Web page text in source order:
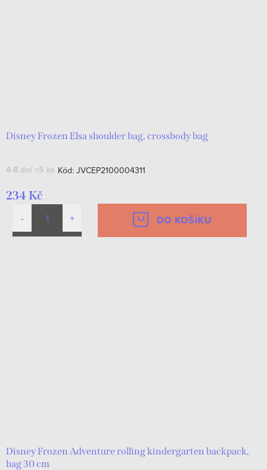
Disney Frozen Elsa shoulder bag, crossbody bag
4-8 dní >5 ks Kód: JVCEP2100004311
234 Kč
DO KOŠÍKU
Disney Frozen Adventure rolling kindergarten backpack,
bag 30 cm